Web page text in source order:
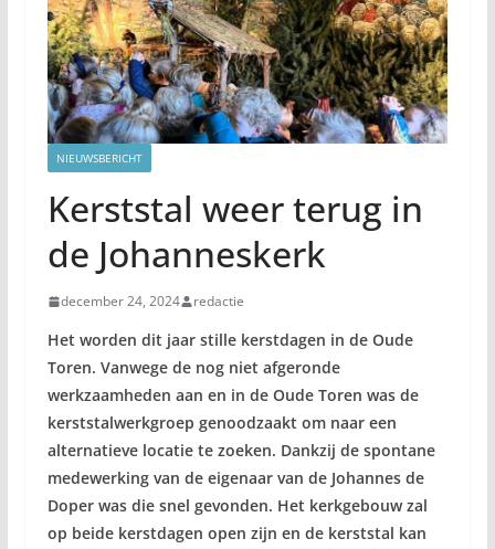
NIEUWSBERICHT
Kerststal weer terug in
de Johanneskerk
december 24, 2024 redactie
Het worden dit jaar stille kerstdagen in de Oude
Toren. Vanwege de nog niet afgeronde
werkzaamheden aan en in de Oude Toren was de
kerststalwerkgroep genoodzaakt om naar een
alternatieve locatie te zoeken. Dankzij de spontane
medewerking van de eigenaar van de Johannes de
Doper was die snel gevonden. Het kerkgebouw zal
op beide kerstdagen open zijn en de kerststal kan